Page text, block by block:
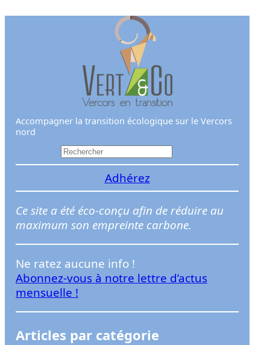
Accompagner la transition écologique sur le Vercors
nord
e
h
e
r
e
r
Adhérez
Ce site a été éco-conçu afin de réduire au
maximum son empreinte carbone.
Ne ratez aucune info !
Abonnez-vous à notre lettre d’actus
mensuelle !
Articles par catégorie